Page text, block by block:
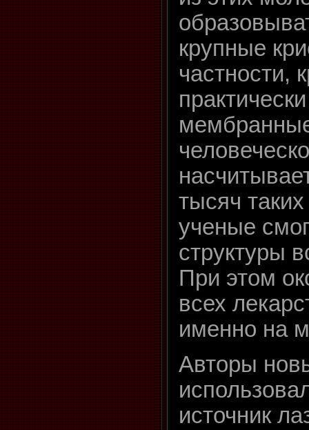
крупные
частности,
тысяч
ученые
структуры
При этом
всех
именно на
Авторы
источник